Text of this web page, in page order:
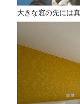
大きな窓の先には